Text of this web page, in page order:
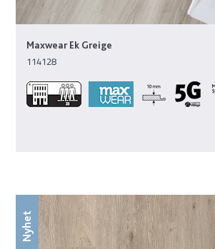
Maxwear Ek Greige
114128
Nyhet